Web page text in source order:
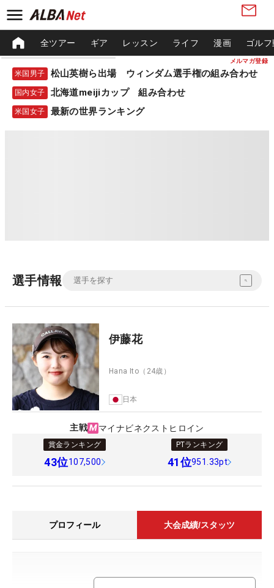
メルマガ登録
全ツアー ギア レッスン ライフ 漫画 ゴル
米国男子 松山英樹ら出場 ウィンダム選手権の組み合わせ
国内女子 北海道meijiカップ 組み合わせ
米国女子 最新の世界ランキング
選手情報
伊藤花
Hana Ito （24歳）
日本
主戦 マイナビネクストヒロイン
賞金ランキング
43位107,500
PTランキング
41位951.33pt
プロフィール 大会成績/スタッツ